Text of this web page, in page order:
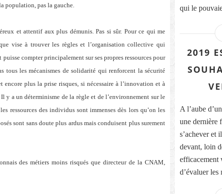
population, pas la gauche.
et attentif aux plus démunis. Pas si sûr. Pour ce qui me
vise à trouver les règles et l’organisation collective qui
compter principalement sur ses propres ressources pour
tous les mécanismes de solidarité qui renforcent la sécurité
plus la prise risques, si nécessaire à l’innovation et à
y a un déterminisme de la règle et de l’environnement sur le
ressources des individus sont immenses dès lors qu’on les
sont sans doute plus ardus mais conduisent plus surement
des métiers moins risqués que directeur de la CNAM,
qui le
2019
A l’aube
une dernière
s’achever et
devant, loin
efficacement
d’évaluer les